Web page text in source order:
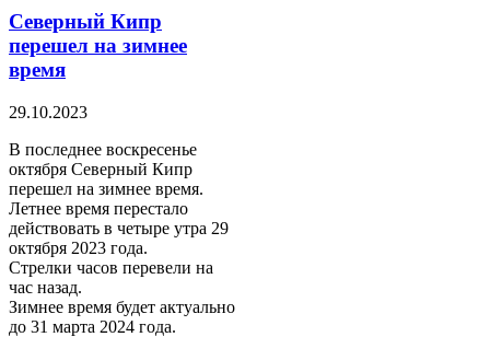
Северный Кипр
перешел на зимнее
время
29.10.2023
В последнее воскресенье
октября Северный Кипр
перешел на зимнее время.
Летнее время перестало
действовать в четыре утра 29
октября 2023 года.
Стрелки часов перевели на
час назад.
Зимнее время будет актуально
до 31 марта 2024 года.